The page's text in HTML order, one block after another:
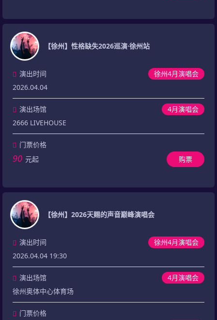
【徐州】性格缺失2026巡演·徐州站
徐州4月演唱会
演出时间
2026.04.04
4月演唱会
演出场馆
2666 LIVEHOUSE
门票价格
90 元起 购票
【徐州】2026天赐的声音巅峰演唱会
徐州4月演唱会
演出时间
2026.04.04 19:30
4月演唱会
演出场馆
徐州奥体中心体育场
门票价格